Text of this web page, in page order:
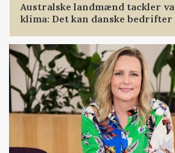
Australske landmænd tackler
klima: Det kan danske